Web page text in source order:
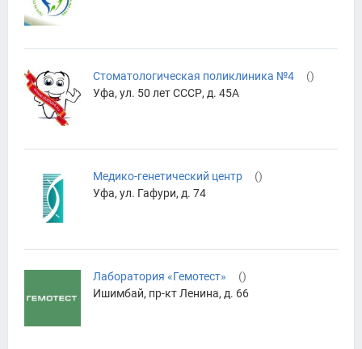
Стоматологическая поликлиника №4 ()
Уфа, ул. 50 лет СССР, д. 45А
Медико-генетический центр ()
Уфа, ул. Гафури, д. 74
Лаборатория «Гемотест» ()
Ишимбай, пр-кт Ленина, д. 66